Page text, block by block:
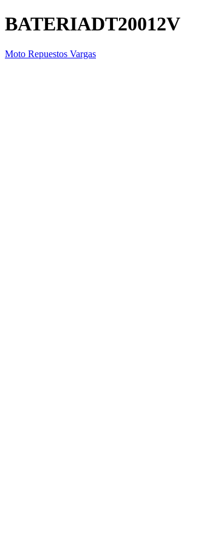
BATERIADT20012V
Moto Repuestos Vargas